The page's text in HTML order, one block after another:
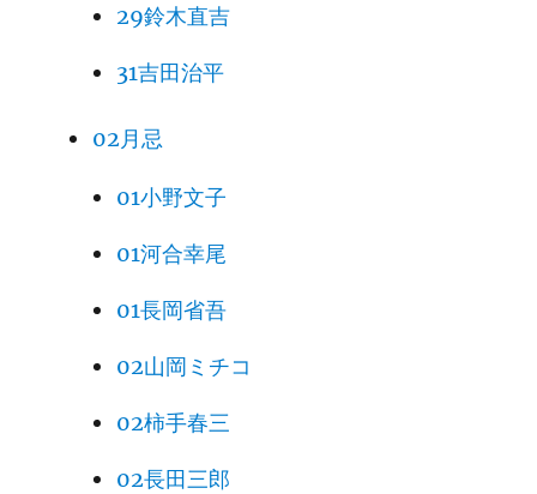
29鈴木直吉
31吉田治平
02月忌
01小野文子
01河合幸尾
01長岡省吾
02山岡ミチコ
02柿手春三
02長田三郎